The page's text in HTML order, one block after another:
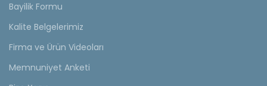
Bayilik Formu
Kalite Belgelerimiz
Firma ve Ürün Videoları
Memnuniyet Anketi